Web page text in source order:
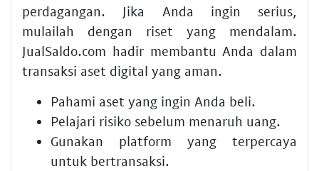
perdagangan. Jika Anda ingin serius,
mulailah dengan riset yang mendalam.
JualSaldo.com hadir membantu Anda dalam
transaksi aset digital yang aman.
Pahami aset yang ingin Anda beli.
Pelajari risiko sebelum menaruh uang.
Gunakan platform yang terpercaya
untuk bertransaksi.